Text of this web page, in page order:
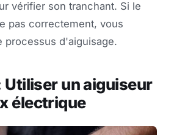
vérifier son tranchant. Si le
pas correctement, vous
processus d'aiguisage.
Utiliser un aiguiseur
électrique